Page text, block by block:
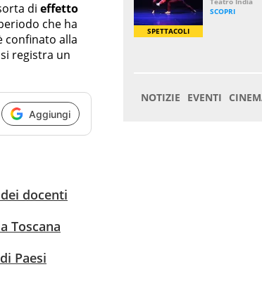
di effetto
che ha
confinato alla
registra un
Aggiungi
docenti
Toscana
Paesi